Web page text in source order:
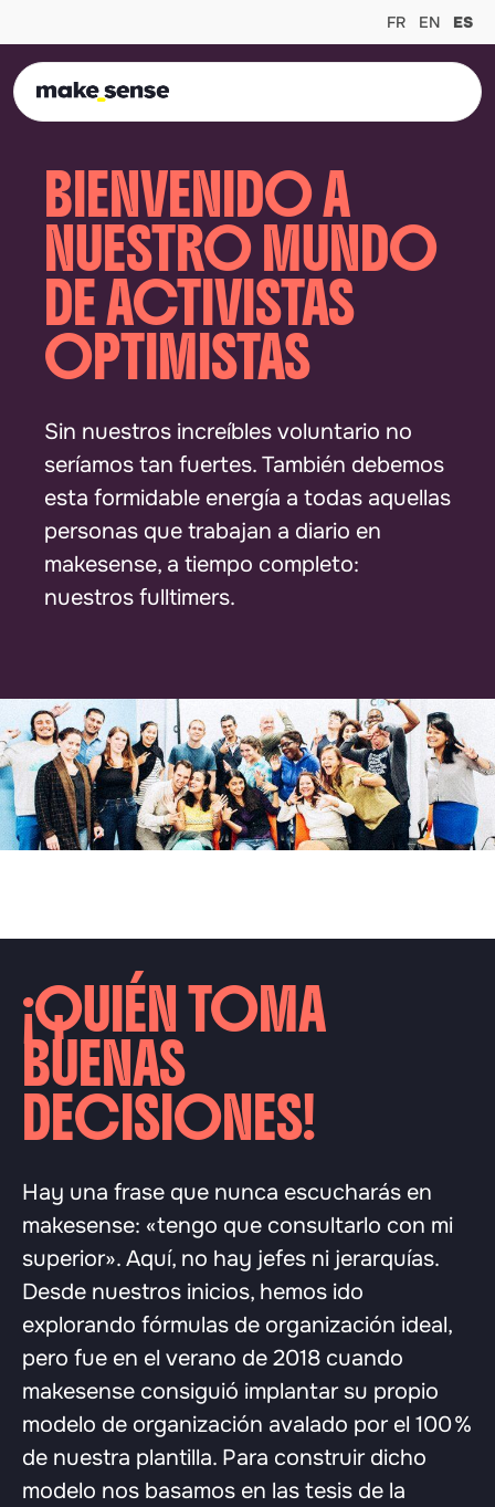
FR EN ES
BIENVENIDO A
NUESTRO MUNDO
DE ACTIVISTAS
OPTIMISTAS
Sin nuestros increíbles voluntario no
seríamos tan fuertes. También debemos
esta formidable energía a todas aquellas
personas que trabajan a diario en
makesense, a tiempo completo:
nuestros fulltimers.
¡QUIÉN TOMA
BUENAS
DECISIONES!
Hay una frase que nunca escucharás en
makesense: «tengo que consultarlo con mi
superior». Aquí, no hay jefes ni jerarquías.
Desde nuestros inicios, hemos ido
explorando fórmulas de organización ideal,
pero fue en el verano de 2018 cuando
makesense consiguió implantar su propio
modelo de organización avalado por el 100 %
de nuestra plantilla. Para construir dicho
modelo nos basamos en las tesis de la